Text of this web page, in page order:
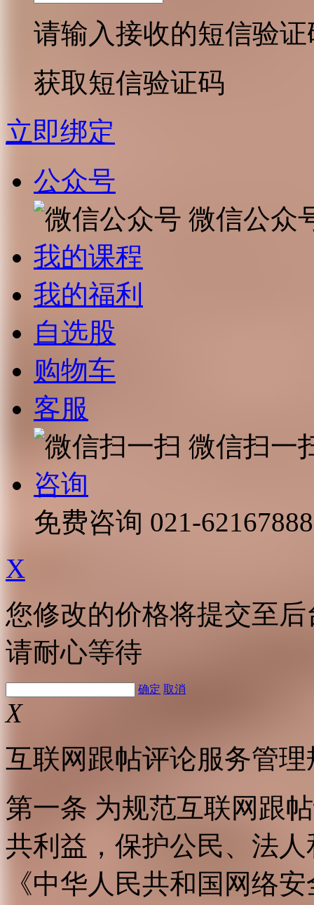
请输入接收的短信验证
获取短信验证码
立即绑定
公众号
微信公众
我的课程
我的福利
自选股
购物车
客服
微信扫一
咨询
免费咨询 021-62167888
X
您修改的价格将提交至
请耐心等待
确定 取消
X
互联网跟帖评论服务管理
第一条 为规范互联网跟
共利益，保护公民、法
《中华人民共和国网络